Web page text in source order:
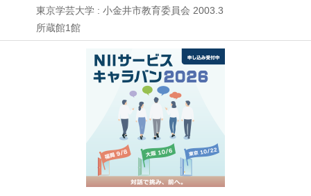
東京学芸大学 : 小金井市教育委員会 2003.3
所蔵館1館